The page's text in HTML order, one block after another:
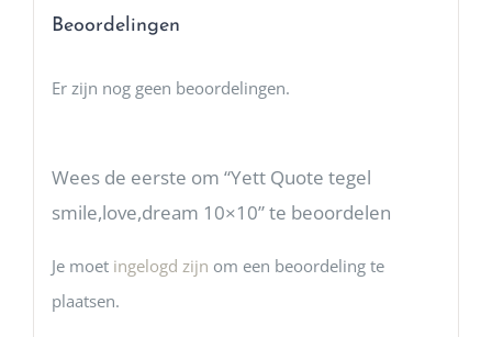
Beoordelingen
Er zijn nog geen beoordelingen.
Wees de eerste om “Yett Quote tegel
smile,love,dream 10×10” te beoordelen
Je moet ingelogd zijn om een beoordeling te
plaatsen.